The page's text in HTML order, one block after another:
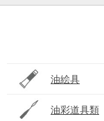
油絵具
油彩道具類